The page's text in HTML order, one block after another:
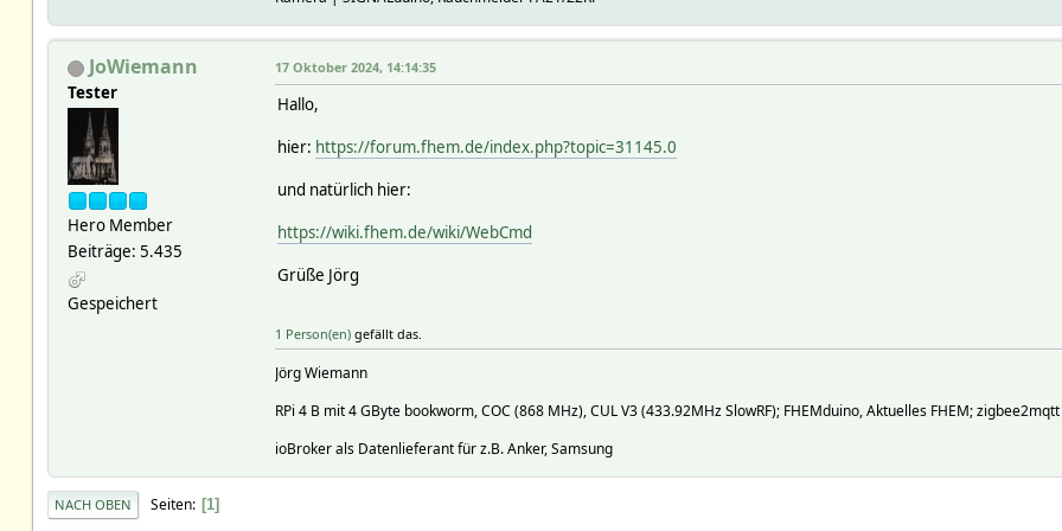
JoWiemann
Tester
Hero Member
Beiträge: 5.435
Gespeichert
17 Oktober 2024, 14:14:35
Hallo,
hier: https://forum.fhem.de/index.php?topic=31145.0
und natürlich hier:
https://wiki.fhem.de/wiki/WebCmd
Grüße Jörg
1 Person(en)gefällt das.
Jörg Wiemann
RPi 4 B mit 4 GByte bookworm, COC (868 MHz), CUL V3 (433.92MHz SlowRF); FHEMduino, Aktuelles FHEM; zigbee2mqtt
ioBroker als Datenlieferant für z.B. Anker, Samsung
NACH OBEN Seiten 1